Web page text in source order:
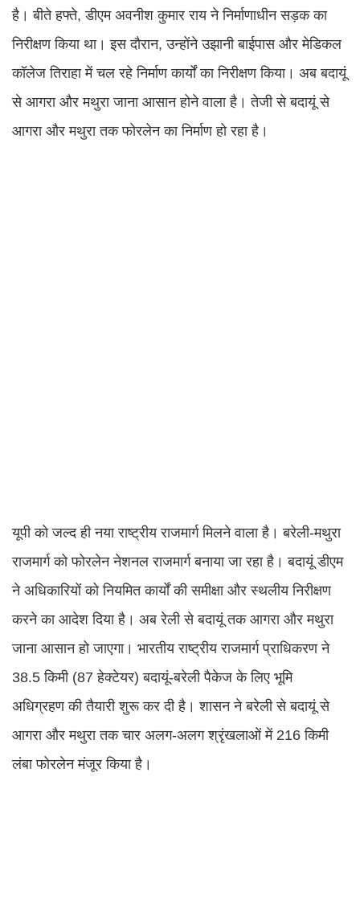
है। बीते हफ्ते, डीएम अवनीश कुमार राय ने निर्माणाधीन सड़क का
निरीक्षण किया था। इस दौरान, उन्होंने उझानी बाईपास और मेडिकल
कॉलेज तिराहा में चल रहे निर्माण कार्यों का निरीक्षण किया। अब बदायूं
से आगरा और मथुरा जाना आसान होने वाला है। तेजी से बदायूं से
आगरा और मथुरा तक फोरलेन का निर्माण हो रहा है।
यूपी को जल्द ही नया राष्ट्रीय राजमार्ग मिलने वाला है। बरेली-मथुरा
राजमार्ग को फोरलेन नेशनल राजमार्ग बनाया जा रहा है। बदायूं डीएम
ने अधिकारियों को नियमित कार्यों की समीक्षा और स्थलीय निरीक्षण
करने का आदेश दिया है। अब रेली से बदायूं तक आगरा और मथुरा
जाना आसान हो जाएगा। भारतीय राष्ट्रीय राजमार्ग प्राधिकरण ने
38.5 किमी (87 हेक्टेयर) बदायूं-बरेली पैकेज के लिए भूमि
अधिग्रहण की तैयारी शुरू कर दी है। शासन ने बरेली से बदायूं से
आगरा और मथुरा तक चार अलग-अलग श्रृंखलाओं में 216 किमी
लंबा फोरलेन मंजूर किया है।